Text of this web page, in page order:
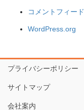
コメントフィード
WordPress.org
プライバシーポリシー
サイトマップ
会社案内